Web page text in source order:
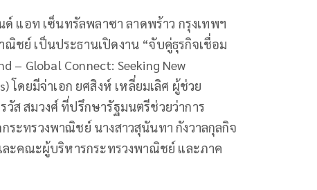
แอท เซ็นทรัลพลาซา ลาดพร้าว กรุงเทพฯ
ชย์ เป็นประธานเปิดงาน “จับคู่ธุรกิจเชื่อม
– Global Connect: Seeking New
โดยมีจ่าเอก ยศสิงห์ เหลี่ยมเลิศ ผู้ช่วย
ส สมวงศ์ ที่ปรึกษารัฐมนตรีช่วยว่าการ
ระทรวงพาณิชย์ นางสาวสุนันทา กังวาลกุลกิจ
ละคณะผู้บริหารกระทรวงพาณิชย์ และภาค